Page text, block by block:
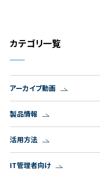
カテゴリ一覧
アーカイブ動画
製品情報
活用方法
IT管理者向け